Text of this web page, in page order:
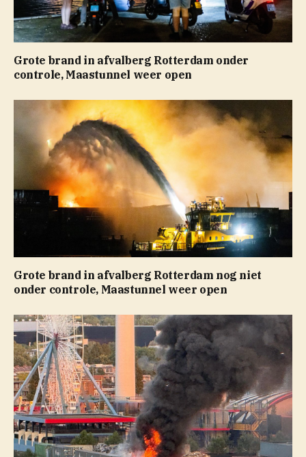
Grote brand in afvalberg Rotterdam onder
controle, Maastunnel weer open
Grote brand in afvalberg Rotterdam nog niet
onder controle, Maastunnel weer open